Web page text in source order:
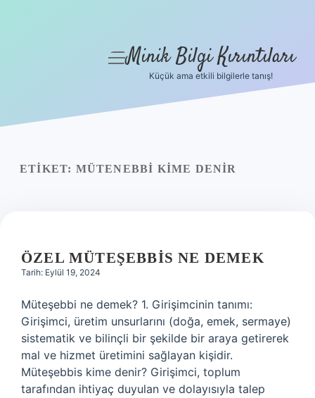
Yasal Uyarı
menüyü
Minik Bilgi Kırıntıları
Küçük ama etkili bilgilerle tanış!
ETIKET: MÜTENEBBI KIME DENIR
ÖZEL MÜTEŞEBBIS NE DEMEK
Tarih: Eylül 19, 2024
Müteşebbi ne demek? 1. Girişimcinin tanımı:
Girişimci, üretim unsurlarını (doğa, emek, sermaye)
sistematik ve bilinçli bir şekilde bir araya getirerek
mal ve hizmet üretimini sağlayan kişidir.
Müteşebbis kime denir? Girişimci, toplum
tarafından ihtiyaç duyulan ve dolayısıyla talep